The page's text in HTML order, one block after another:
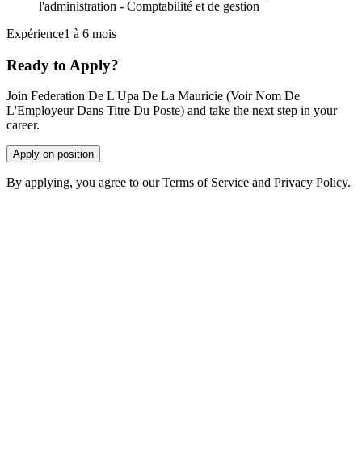
l'administration - Comptabilité et de gestion
Expérience1 à 6 mois
Ready to Apply?
Join Federation De L'Upa De La Mauricie (Voir Nom De
L'Employeur Dans Titre Du Poste) and take the next step in your
career.
Apply on position
By applying, you agree to our Terms of Service and Privacy Policy.